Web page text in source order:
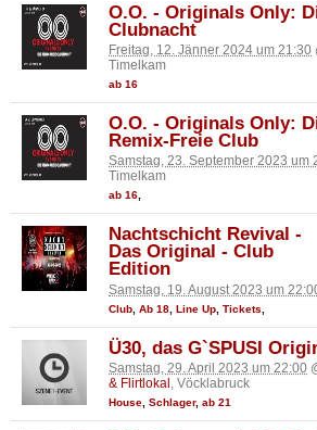
O.O. - Originals Only:
Clubnacht
Freitag, 12. Jänner 2024 um 21:30
Timelkam
ab 16
O.O. - Originals Only:
Remix-Freie Club
Samstag, 23. September 2023 um
Timelkam
ab 16,
Nachtschicht Revival -
Das Original - Club
Edition
Samstag, 19. August 2023 um
Club Ab 18 Line Up Tickets
Ü30, das G`SPUSI
Samstag, 29. April 2023 um 22:00
& Flirtlokal , Vöcklabruck
House Schlager, ab 21